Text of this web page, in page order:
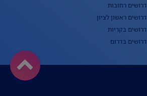
דרושים רחובות
דרושים ראשון לציון
דרושים בקריות
דרושים בדרום